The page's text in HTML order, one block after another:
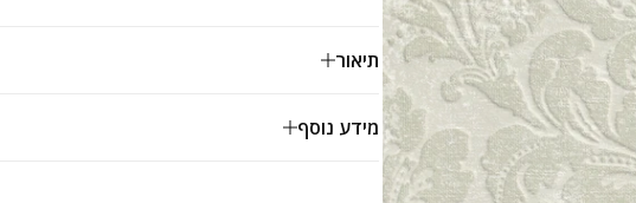
תיאור
מידע נוסף